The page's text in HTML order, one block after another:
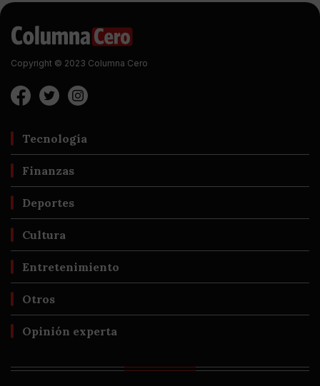
Copyright © 2023 Columna Cero
Tecnología
Finanzas
Deportes
Cultura
Entretenimiento
Otros
Opinión experta